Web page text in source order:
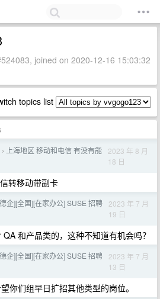
joined on 2020-12-16 15:03:32
topics list
›
上海地区 移动和电信 有没有能
2023 年 8 月
18 日
转移动带副卡
企][全国][在家办公] SUSE 招聘
2023 年 7 月
19 日
和产品类的，这种不知道有机会吗？
企][全国][在家办公] SUSE 招聘
2023 年 7 月
13 日
你们组早日扩招其他类型的岗位。